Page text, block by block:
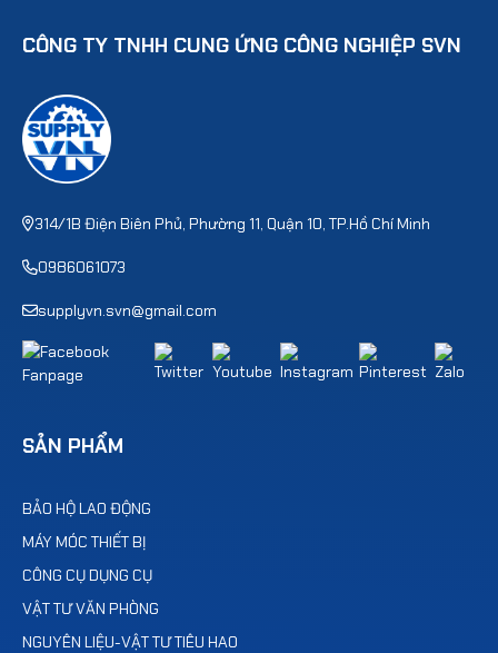
CÔNG TY TNHH CUNG ỨNG CÔNG NGHIỆP SVN
314/1B Điện Biên Phủ, Phường 11, Quận 10, TP.Hồ Chí Minh
0986061073
supplyvn.svn@gmail.com
SẢN PHẨM
BẢO HỘ LAO ĐỘNG
MÁY MÓC THIẾT BỊ
CÔNG CỤ DỤNG CỤ
VẬT TƯ VĂN PHÒNG
NGUYÊN LIỆU-VẬT TƯ TIÊU HAO